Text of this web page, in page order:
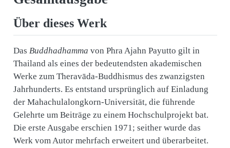
Über dieses Werk
Das Buddhadhamma von Phra Ajahn Payutto gilt in
Thailand als eines der bedeutendsten akademischen
Werke zum Theravāda-Buddhismus des zwanzigsten
Jahrhunderts. Es entstand ursprünglich auf Einladung
der Mahachulalongkorn-Universität, die führende
Gelehrte um Beiträge zu einem Hochschulprojekt bat.
Die erste Ausgabe erschien 1971; seither wurde das
Werk vom Autor mehrfach erweitert und überarbeitet.